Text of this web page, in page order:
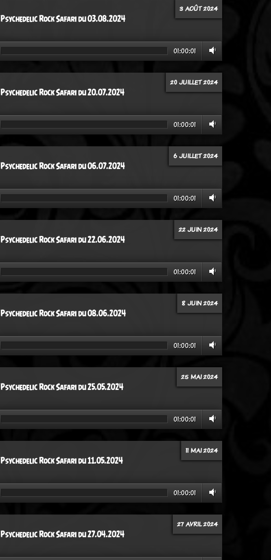
3 AOÛT 2024
Psychedelic Rock Safari du 03.08.2024
01:00:01
20 JUILLET 2024
Psychedelic Rock Safari du 20.07.2024
01:00:01
6 JUILLET 2024
Psychedelic Rock Safari du 06.07.2024
01:00:01
22 JUIN 2024
Psychedelic Rock Safari du 22.06.2024
01:00:01
8 JUIN 2024
Psychedelic Rock Safari du 08.06.2024
01:00:01
25 MAI 2024
Psychedelic Rock Safari du 25.05.2024
01:00:01
11 MAI 2024
Psychedelic Rock Safari du 11.05.2024
01:00:01
27 AVRIL 2024
Psychedelic Rock Safari du 27.04.2024